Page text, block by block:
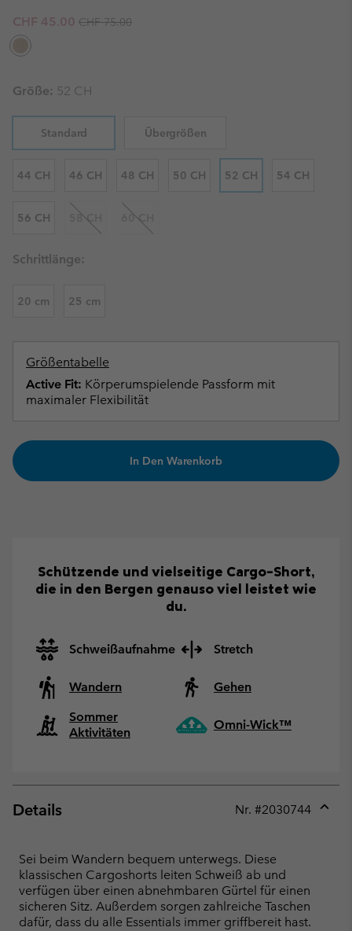
Sale price:
CHF 45.00 Regular price:
CHF 75.00
Größe: 52 CH
Standard Übergrößen
44 CH 46 CH 48 CH 50 CH 52 CH 54 CH
56 CH 58 CH 60 CH
Schrittlänge:
20 cm 25 cm
Größentabelle
Active Fit: Körperumspielende Passform mit
maximaler Flexibilität
In Den Warenkorb
Schützende und vielseitige Cargo-Short,
die in den Bergen genauso viel leistet wie
du.
Schweißaufnahme Stretch
Wandern
Gehen
Sommer
Aktivitäten
Omni-Wick™
Details Nr. #2030744
Sei beim Wandern bequem unterwegs. Diese
klassischen Cargoshorts leiten Schweiß ab und
verfügen über einen abnehmbaren Gürtel für einen
sicheren Sitz. Außerdem sorgen zahlreiche Taschen
dafür, dass du alle Essentials immer griffbereit hast.